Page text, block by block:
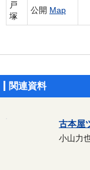
戸
塚
公開 Map
関連資料
古本屋
小山力